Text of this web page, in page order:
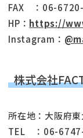
FAX ：06-
HP： https://
Instagram：
株式会社
所在地：大阪府
TEL ：06-